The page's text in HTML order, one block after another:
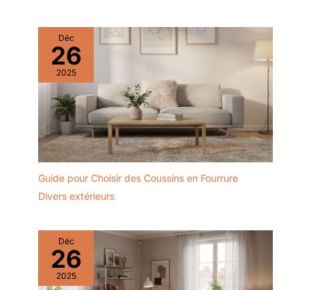
Déc
26
2025
Guide pour Choisir des Coussins en Fourrure
Divers extérieurs
Déc
26
2025